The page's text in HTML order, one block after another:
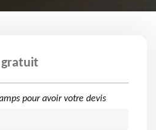
gratuit
pour avoir votre devis